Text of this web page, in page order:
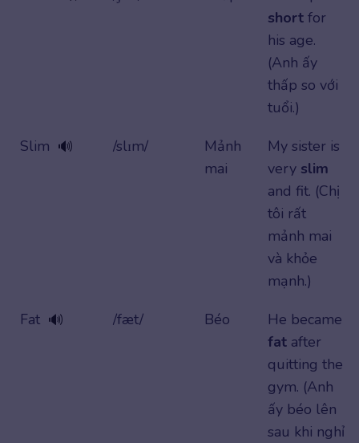
short for
his age.
(Anh ấy
thấp so với
tuổi.)
Slim 🔊 /slɪm/
Mảnh
mai
My sister is
very slim
and fit. (Chị
tôi rất
mảnh mai
và khỏe
mạnh.)
Fat 🔊 /fæt/ Béo
He became
fat after
quitting the
gym. (Anh
ấy béo lên
sau khi nghỉ